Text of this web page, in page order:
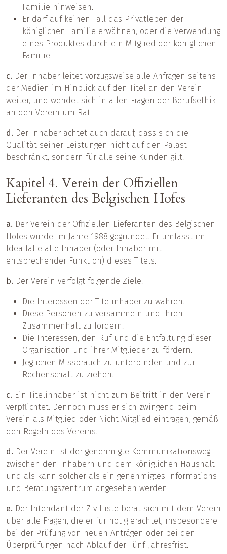
Familie hinweisen.
Er darf auf keinen Fall das Privatleben der
königlichen Familie erwähnen, oder die Verwendung
eines Produktes durch ein Mitglied der königlichen
Familie.
c. Der Inhaber leitet vorzugsweise alle Anfragen seitens
der Medien im Hinblick auf den Titel an den Verein
weiter, und wendet sich in allen Fragen der Berufsethik
an den Verein um Rat.
d. Der Inhaber achtet auch darauf, dass sich die
Qualität seiner Leistungen nicht auf den Palast
beschränkt, sondern für alle seine Kunden gilt.
Kapitel 4. Verein der Offiziellen
Lieferanten des Belgischen Hofes
a. Der Verein der Offiziellen Lieferanten des Belgischen
Hofes wurde im Jahre 1988 gegründet. Er umfasst im
Idealfalle alle Inhaber (oder Inhaber mit
entsprechender Funktion) dieses Titels.
b. Der Verein verfolgt folgende Ziele:
Die Interessen der Titelinhaber zu wahren.
Diese Personen zu versammeln und ihren
Zusammenhalt zu fördern.
Die Interessen, den Ruf und die Entfaltung dieser
Organisation und ihrer Mitglieder zu fördern.
Jeglichen Missbrauch zu unterbinden und zur
Rechenschaft zu ziehen.
c. Ein Titelinhaber ist nicht zum Beitritt in den Verein
verpflichtet. Dennoch muss er sich zwingend beim
Verein als Mitglied oder Nicht-Mitglied eintragen, gemäß
den Regeln des Vereins.
d. Der Verein ist der genehmigte Kommunikationsweg
zwischen den Inhabern und dem königlichen Haushalt
und als kann solcher als ein genehmigtes Informations-
und Beratungszentrum angesehen werden.
e. Der Intendant der Zivilliste berät sich mit dem Verein
über alle Fragen, die er für nötig erachtet, insbesondere
bei der Prüfung von neuen Anträgen oder bei den
Überprüfungen nach Ablauf der Fünf-Jahresfrist.